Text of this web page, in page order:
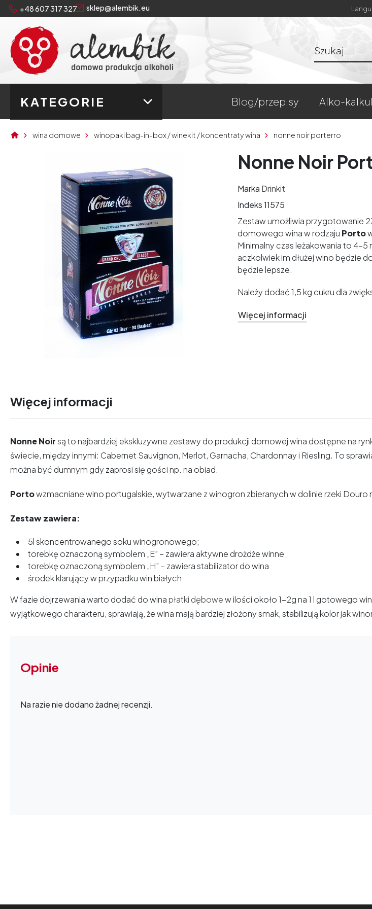
+48 607 317 327 sklep@alembik.eu
KATEGORIE blog/przepisy alko-
wina domowe winopaki bag-in-box / winekit / koncentraty wina nonne noir porterro
Nonne Noir
Marka Drinkit
Indeks11575
Zestaw umożliwia przygotowanie
domowego wina w rodzaju Porto
Minimalny czas leżakowania to 4-5
aczkolwiek im dłużej wino będzie
będzie lepsze.
Należy dodać 1,5 kg cukru dla
Więcej informacji
Więcej informacji
Nonne Noirsą to najbardziej ekskluzywne zestawy do produkcji domowej wina dostępne na
świecie, między innymi: Cabernet Sauvignon, Merlot, Garnacha, Chardonnay i Riesling. To
można być dumnym gdy zaprosi się gości np. na obiad.
Portowzmacniane wino portugalskie, wytwarzane z winogron zbieranych w dolinie rzeki Douro
Zestaw zawiera:
5l skoncentrowanego soku winogronowego;
torebkę oznaczoną symbolem „E” – zawiera aktywne drożdże winne
torebkę oznaczoną symbolem „H” – zawiera stabilizator do wina
środek klarujący w przypadku win białych
W fazie dojrzewania warto dodać do wina płatki dębowew ilości około 1-2g na 1 l gotowego
wyjątkowego charakteru, sprawiają, że wina mają bardziej złożony smak, stabilizują kolor jak
Opinie
Na razie nie dodano żadnej recenzji.